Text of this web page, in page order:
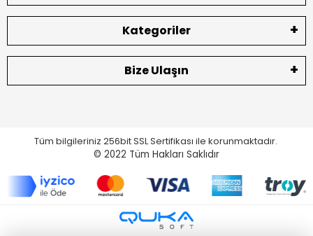
Kategoriler
Bize Ulaşın
Tüm bilgileriniz 256bit SSL Sertifikası ile korunmaktadır.
© 2022 Tüm Hakları Saklıdır